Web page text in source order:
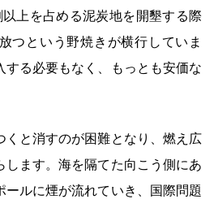
上を占める泥炭地を開墾する際
つという野焼きが横行していま
する必要もなく、もっとも安価な
くと消すのが困難となり、燃え広
します。海を隔てた向こう側にあ
ールに煙が流れていき、国際問題